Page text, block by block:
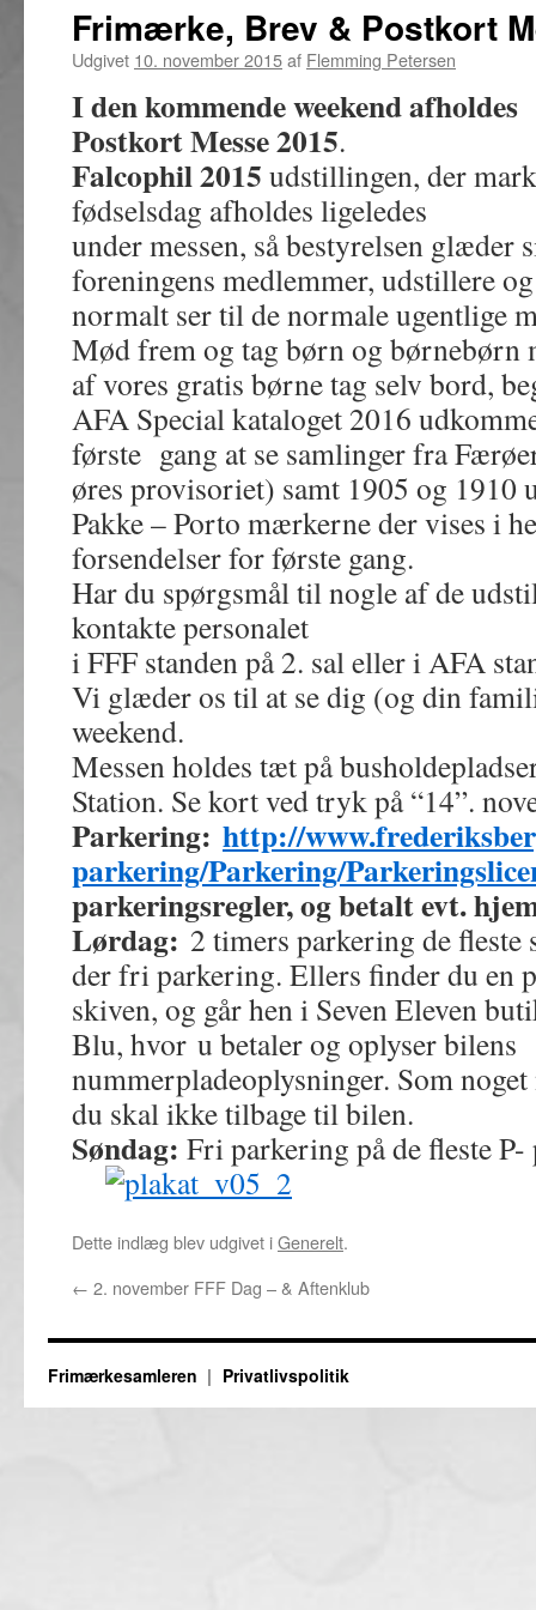
Frimærke, Brev & Postkort
Udgivet 10. november 2015af Flemming Petersen
I den kommende weekend
Postkort Messe 2015.
Falcophil 2015 udstillingen, der
fødselsdag afholdes ligeledes
under messen, så bestyrelsen glæder
foreningens medlemmer, udstillere
normalt ser til de normale ugentlige
Mød frem og tag børn og børnebørn
af vores gratis børne tag selv bord,
AFA Special kataloget 2016
første gang at se samlinger fra
øres provisoriet) samt 1905 og 1910
Pakke – Porto mærkerne der vises i
forsendelser for første gang.
Har du spørgsmål til nogle af de
kontakte personalet
i FFF standen på 2. sal eller i AFA
Vi glæder os til at se dig (og din
weekend.
Messen holdes tæt på
Station. Se kort ved tryk på “14”.
Parkering: http://
parkering/Parkering/
parkeringsregler, og betalt evt.
Lørdag: 2 timers parkering de fleste
der fri parkering. Ellers finder du en
skiven, og går hen i Seven Eleven
Blu, hvor u betaler og oplyser bilens
nummerpladeoplysninger. Som
du skal ikke tilbage til bilen.
Søndag: Fri parkering på de fleste P-
Dette indlæg blev udgivet iGenerelt.
← 2. november FFF Dag – & Aftenklub
Frimærkesamleren Privatlivspolitik